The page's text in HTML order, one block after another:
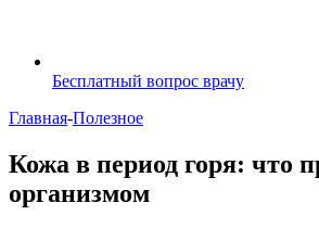
Бесплатный вопрос врачу
Главная-Полезное
Кожа в период горя: что
организмом